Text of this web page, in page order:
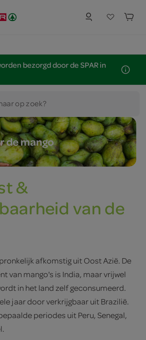
bezorgd door de SPAR in
op zoek?
de mango
&
van de
afkomstig uit Oost­ Azië. De
van mango's is India, maar vrijwel
in het land zelf geconsumeerd.
jaar door verkrijgbaar uit Brazilië.
periodes uit Peru, Senegal,